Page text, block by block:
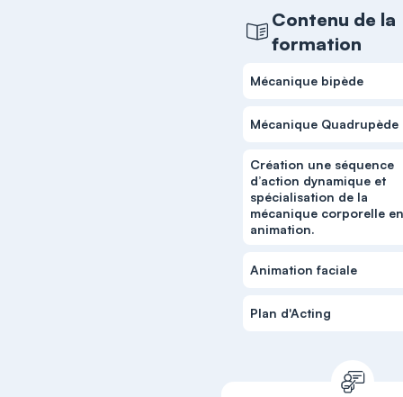
Contenu de la
formation
Mécanique bipède
Mécanique Quadrupède
Création une séquence
d’action dynamique et
spécialisation de la
mécanique corporelle
animation.
Animation faciale
Plan d'Acting